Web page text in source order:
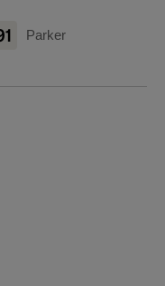
Parker